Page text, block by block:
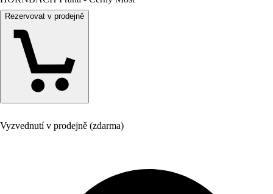
Rezervovat v prodejně
Vyzvednutí v prodejně (zdarma)